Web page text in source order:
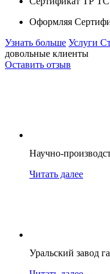
Оформляя
Узнать больше Услуги
довольные клиенты
Оставить отзыв
Научно-
Читать далее
Уральский завод